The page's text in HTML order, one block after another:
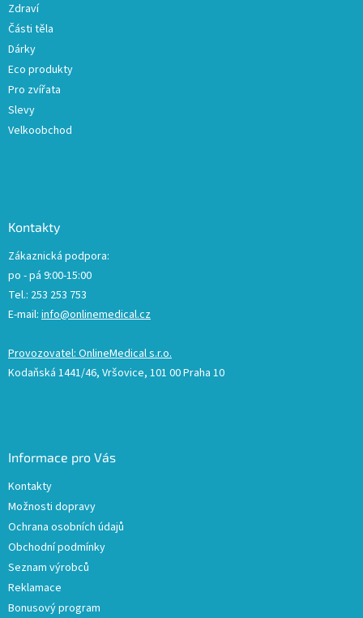
Zdraví
Části těla
Dárky
Eco produkty
Pro zvířata
Slevy
Velkoobchod
Kontakty
Zákaznická podpora:
po - pá 9:00-15:00
Tel.: 253 253 753
E-mail: info@onlinemedical.cz
Provozovatel: OnlineMedical s.r.o.
Kodaňská 1441/46, Vršovice, 101 00 Praha 10
Informace pro Vás
Kontakty
Možnosti dopravy
Ochrana osobních údajů
Obchodní podmínky
Seznam výrobců
Reklamace
Bonusový program